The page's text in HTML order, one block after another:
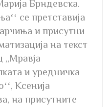
Брндевска.
се претставија
и присутни
на текст
и уредничка
Ксенија
на присутните